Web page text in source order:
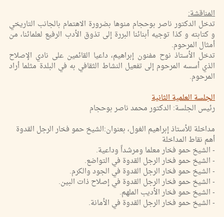
المناقشة:
تدخل الدكتور ناصر بوحجام منوها بضرورة الاهتمام بالجانب التاريخي
و كتابته و كذا توجيه أبنائنا البررة إلى تذوق الأدب الرفيع لعلمائنا، من
أمثال المرحوم.
تدخل الأستاذ نوح مفنون إبراهيم، داعيا القائمين على نادي الإصلاح
الذي أسسه المرحوم إلى تفعيل النشاط الثقافي به في البلدة مثلما أراد
المرحوم.
الجلسة العلمية الثانية
رئيس الجلسة: الدكتور محمد ناصر بوحجام
مداخلة للأستاذ إبراهيم الغول، بعنوان:الشيخ حمو فخار الرجل القدوة
أهم نقاط المداخلة
- الشيخ حمو فخار معلما ومرشداً وداعية.
- الشيخ حمو فخار الرجل القدوة في التواضع.
- الشيخ حمو فخار الرجل القدوة في الجود والكرم.
- الشيخ حمو فخار الرجل القدوة في إصلاح ذات البين.
- الشيخ حمو فخار الأديب الملهم.
- الشيخ حمو فخار الرجل القدوة في الأمانة.